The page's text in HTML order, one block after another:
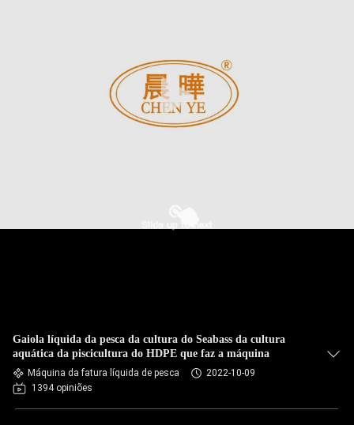
Gaiola líquida da pesca da cultura do Seabass da cultura
aquática da piscicultura do HDPE que faz a máquina
Máquina da fatura líquida de pesca
2022-10-09
1394 opiniões